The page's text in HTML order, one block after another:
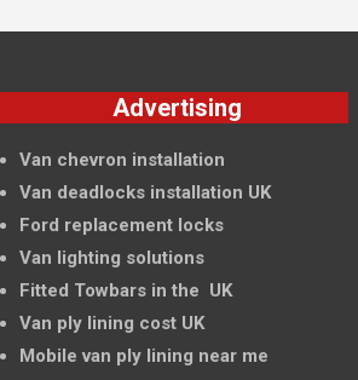
Advertising
Van chevron installation
Van deadlocks installation UK
Ford replacement locks
Van lighting solutions
Fitted Towbars in the UK
Van ply lining cost UK
Mobile van ply lining near me